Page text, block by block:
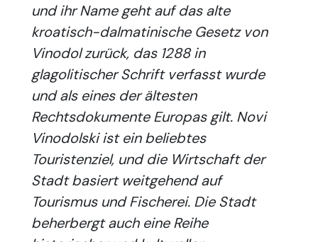
und ihr Name geht auf das alte
kroatisch-dalmatinische Gesetz von
Vinodol zurück, das 1288 in
glagolitischer Schrift verfasst wurde
und als eines der ältesten
Rechtsdokumente Europas gilt. Novi
Vinodolski ist ein beliebtes
Touristenziel, und die Wirtschaft der
Stadt basiert weitgehend auf
Tourismus und Fischerei. Die Stadt
beherbergt auch eine Reihe